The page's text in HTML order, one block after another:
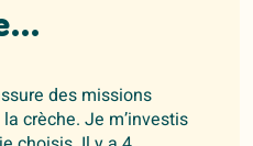
des missions
crèche. Je m’investis